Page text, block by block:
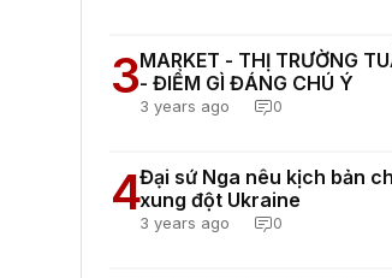
3MARKET - THỊ TRƯỜNG
- ĐIỂM GÌ ĐÁNG CHÚ Ý
3 years ago 0
4Đại sứ Nga nêu kịch bản
xung đột Ukraine
3 years ago 0